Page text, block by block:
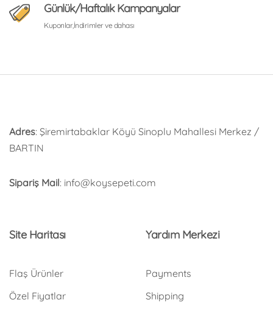
Günlük/Haftalık Kampanyalar
Kuponlar,İndirimler ve dahası
Adres: Şiremirtabaklar Köyü Sinoplu Mahallesi Merkez /
BARTIN
Sipariş Mail: info@koysepeti.com
Site Haritası
Flaş Ürünler
Özel Fiyatlar
Yardım Merkezi
Payments
Shipping